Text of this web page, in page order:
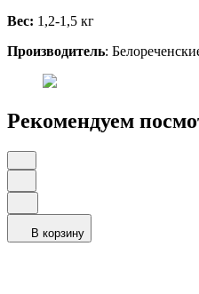
Вес: 1,2-1,5 кг
Производитель:
Рекомендуем
В корзину